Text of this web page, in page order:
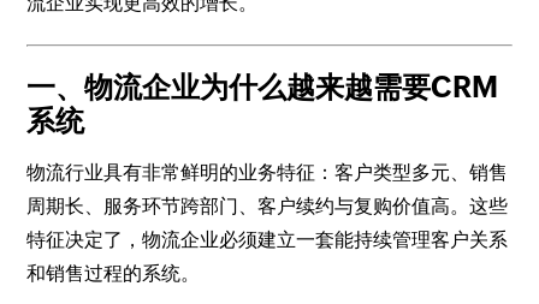
一、物流企业为什么越来越需要CRM
系统
物流行业具有非常鲜明的业务特征：客户类型多元、销售
周期长、服务环节跨部门、客户续约与复购价值高。这些
特征决定了，物流企业必须建立一套能持续管理客户关系
和销售过程的系统。